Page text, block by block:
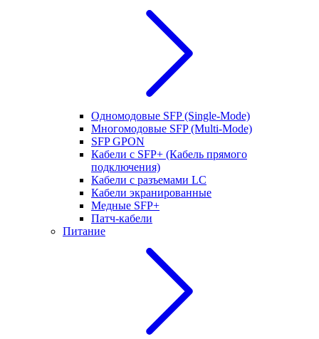
Одномодовые SFP (Single-Mode)
Многомодовые SFP (Multi-Mode)
SFP GPON
Кабели с SFP+ (Кабель прямого
подключения)
Кабели с разъемами LC
Кабели экранированные
Медные SFP+
Патч-кабели
Питание